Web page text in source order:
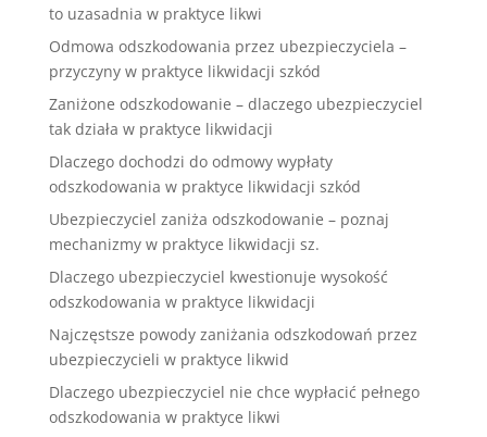
to uzasadnia w praktyce likwi
Odmowa odszkodowania przez ubezpieczyciela –
przyczyny w praktyce likwidacji szkód
Zaniżone odszkodowanie – dlaczego ubezpieczyciel
tak działa w praktyce likwidacji
Dlaczego dochodzi do odmowy wypłaty
odszkodowania w praktyce likwidacji szkód
Ubezpieczyciel zaniża odszkodowanie – poznaj
mechanizmy w praktyce likwidacji sz.
Dlaczego ubezpieczyciel kwestionuje wysokość
odszkodowania w praktyce likwidacji
Najczęstsze powody zaniżania odszkodowań przez
ubezpieczycieli w praktyce likwid
Dlaczego ubezpieczyciel nie chce wypłacić pełnego
odszkodowania w praktyce likwi